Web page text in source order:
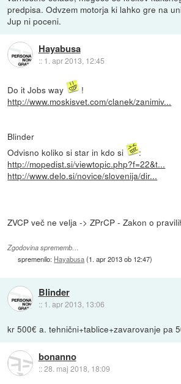
predpisa. Odvzem motorja ki lahko gre na
Jup ni poceni.
Hayabusa
:: 1. apr 2013, 12:45
Do it Jobs way
!
http://www.moskisvet.com/clanek/zanimiv...
Blinder
Odvisno koliko si star in kdo si
:
http://mopedist.si/viewtopic.php?f=22&t...
http://www.delo.si/novice/slovenija/dir...
ZVCP več ne velja -> ZPrCP - Zakon o
Zgodovina sprememb…
spremenilo: Hayabusa(1. apr 2013 ob 12:47)
Blinder
:: 1. apr 2013, 13:06
kr 500€ a. tehnični+tablice+zavarovanje pa
bonanno
::28. maj 2018, 18:09